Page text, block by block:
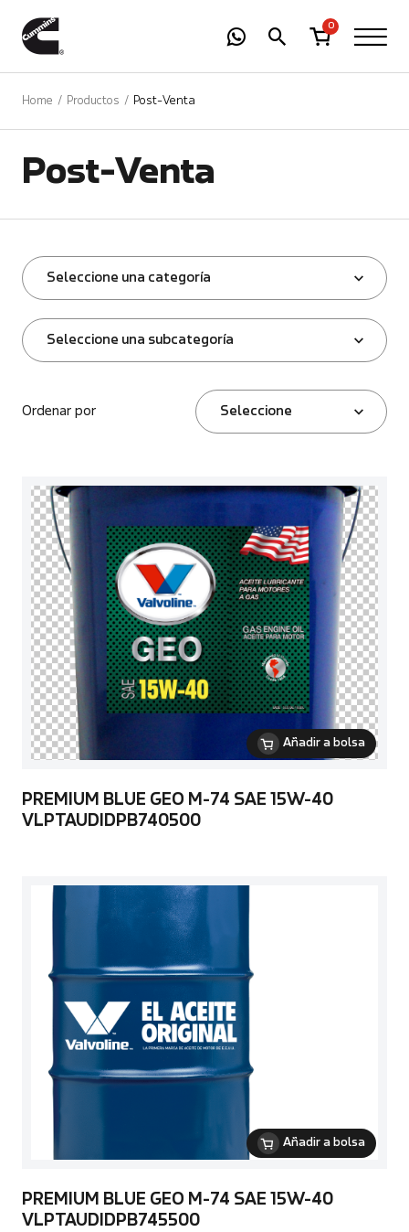
0
Home Productos Post-Venta
Post-Venta
Seleccione una categoría
Seleccione una subcategoría
Ordenar por Seleccione
Añadir a bolsa
PREMIUM BLUE GEO M-74 SAE 15W-40
VLPTAUDIDPB740500
Añadir a bolsa
PREMIUM BLUE GEO M-74 SAE 15W-40
VLPTAUDIDPB745500